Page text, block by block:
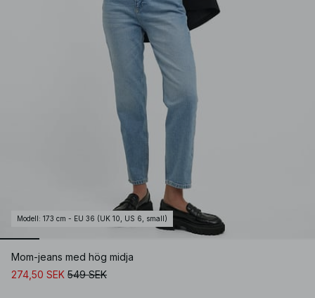
Modell : 173 cm - EU 36 (UK 10, US 6, small)
Mom-jeans med hög midja
274,50 SEK 549 SEK